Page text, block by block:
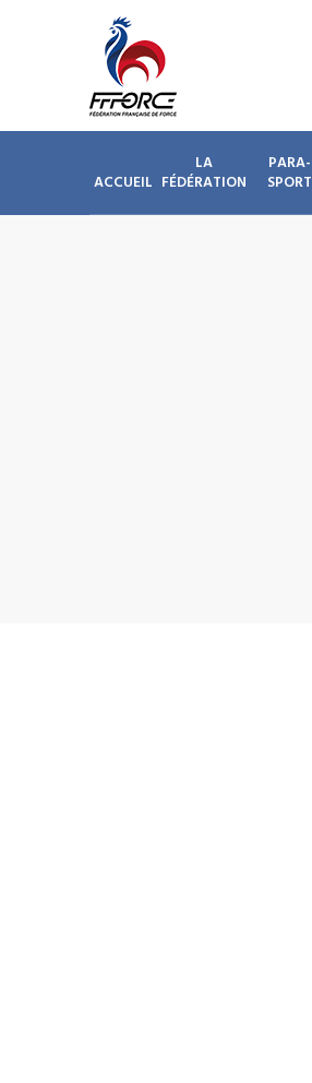
ACCUEIL
LA
FÉDÉRATION
PARA-
SPORT